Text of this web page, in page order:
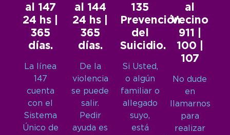
al 147
24 hs |
365
días.
La línea
147
cuenta
con el
Sistema
Único de
al 144
24 hs |
365
días.
De la
violencia
se puede
salir.
Pedir
ayuda es
135
Prevención
del
Suicidio.
Si Usted,
o algún
familiar o
allegado
suyo,
está
al
Vecino
911 |
100 |
107
No dude
en
llamarnos
para
realizar